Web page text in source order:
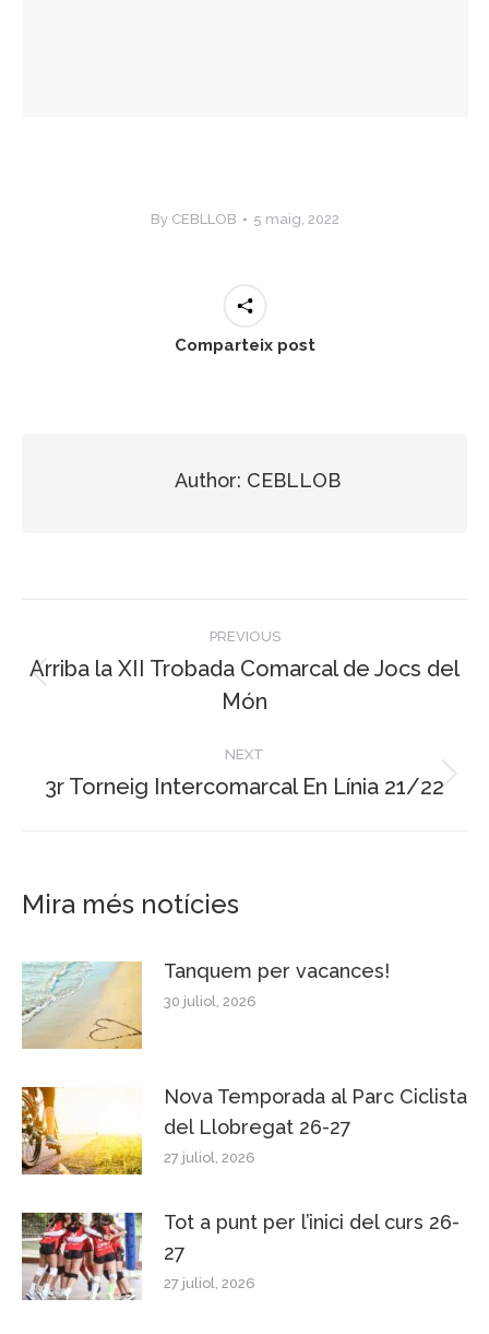
By CEBLLOB 5 maig, 2022
Comparteix post
Author: CEBLLOB
navigation
PREVIOUS
post:
Arriba la XII Trobada Comarcal de Jocs del
Món
NEXT
Next
3r Torneig Intercomarcal En Línia 21/22
Mira més notícies
Tanquem per vacances!
30 juliol, 2026
Nova Temporada al Parc Ciclista
del Llobregat 26-27
27 juliol, 2026
Tot a punt per l’inici del curs 26-
27
27 juliol, 2026